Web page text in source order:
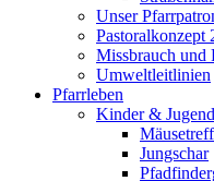
Unser
Pastoralkonzept
Missbrauch und
Umweltleitlinien
Pfarrleben
Kinder & Jugend
Jungschar